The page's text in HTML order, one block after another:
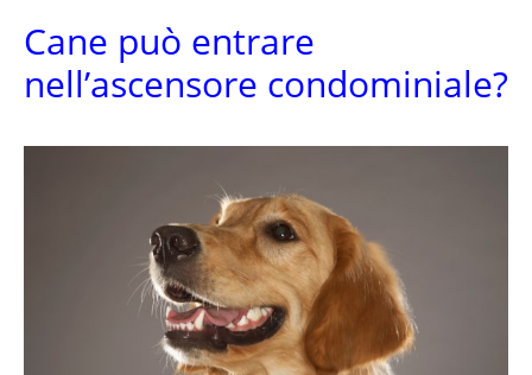
Cane può entrare
nell’ascensore condominiale?